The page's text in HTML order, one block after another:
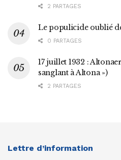
2 PARTAGES
Le populicide oublié
0 PARTAGES
17 juillet 1932 :
sanglant à Altona »)
2 PARTAGES
Lettre d’information